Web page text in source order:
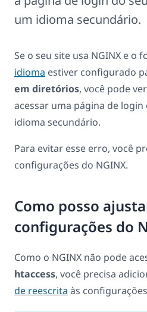
um idioma secundário.
Se o seu site usa NGINX e o
idioma estiver configurado
em diretórios, você pode
acessar uma página de
idioma secundário.
Para evitar esse erro, você
configurações do NGINX.
Como posso
configurações do
Como o NGINX não pode
htaccess, você precisa
de reescrita às